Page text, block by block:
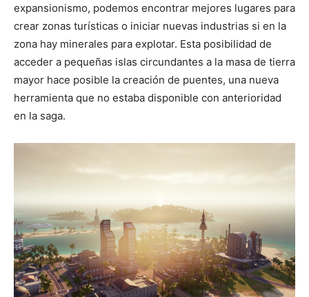
expansionismo, podemos encontrar mejores lugares para
crear zonas turísticas o iniciar nuevas industrias si en la
zona hay minerales para explotar. Esta posibilidad de
acceder a pequeñas islas circundantes a la masa de tierra
mayor hace posible la creación de puentes, una nueva
herramienta que no estaba disponible con anterioridad
en la saga.